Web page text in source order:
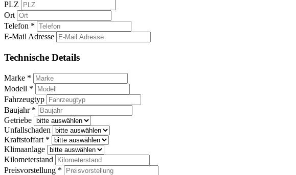
PLZ
Ort
Telefon *
E-Mail Adresse
Technische Details
Marke *
Modell *
Fahrzeugtyp
Baujahr *
Getriebe
Unfallschaden
Kraftstoffart *
Klimaanlage
Kilometerstand
Preisvorstellung *